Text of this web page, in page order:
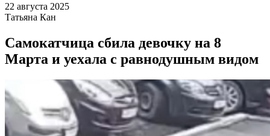
22 августа 2025
Татьяна Кан
Самокатчица сбила девочку на 8
Марта и уехала с равнодушным видом